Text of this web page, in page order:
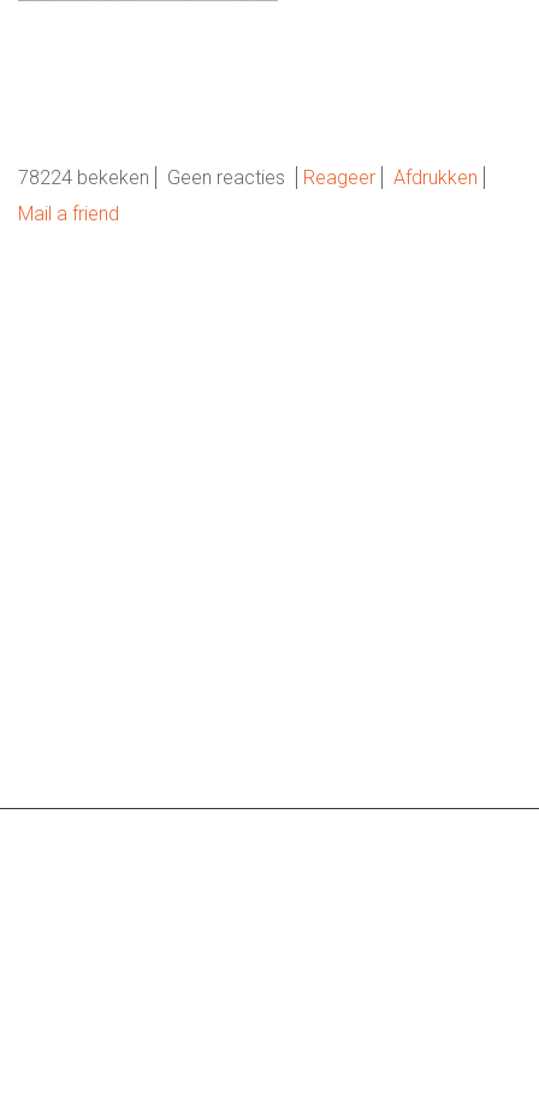
78224 bekeken Geen reacties Reageer
Afdrukken
Mail a friend